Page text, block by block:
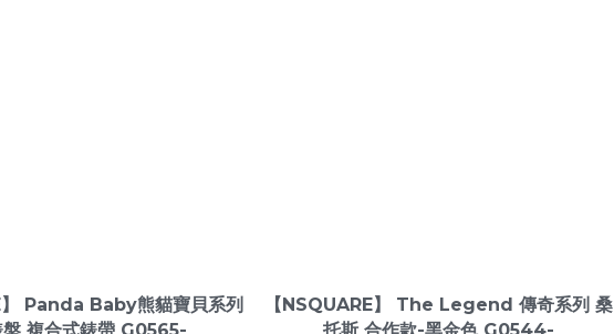
】 Panda Baby熊貓寶貝系列
盤 複合式錶帶 G0565-
【NSQUARE】 The Legend 傳奇系列 桑
托斯 合作款-黑金色 G0544-